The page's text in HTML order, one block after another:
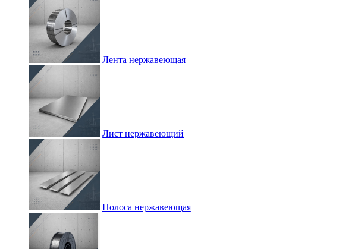
Лента нержавеющая
Лист нержавеющий
Полоса нержавеющая